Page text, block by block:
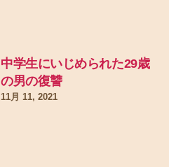
中学生にいじめられた29歳
の男の復讐
11月 11, 2021